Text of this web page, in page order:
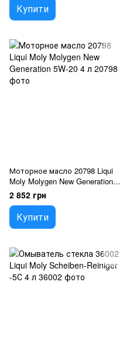
Купити
Моторное масло 20798 Liqui
Moly Molygen New Generation
5W-20 4 л
2 852 грн
Купити